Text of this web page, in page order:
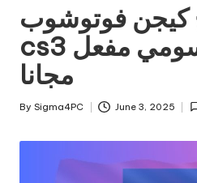
كيجن فوتوشوب
cs3 برنامج رسومي مفعل
مجانا
Posted
By Sigma4PC June 3, 2025